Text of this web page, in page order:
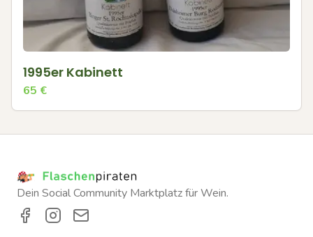
1995er Kabinett
65 €
Dein Social Community Marktplatz für Wein.